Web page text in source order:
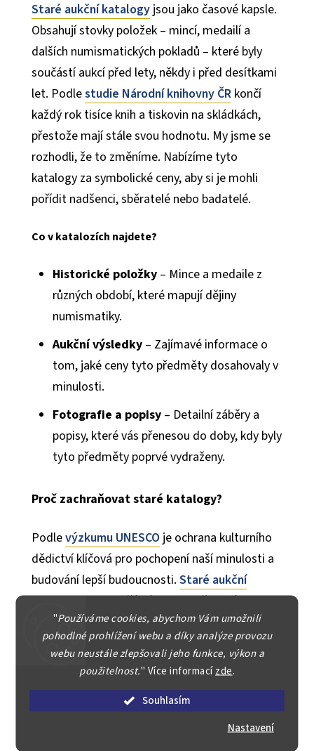
"Používáme cookies, abychom Vám umožnili
pohodlné prohlížení webu a díky analýze provozu
webu neustále zlepšovali jeho funkce, výkon a
použitelnost." Více informacízde.
Souhlasím
Nastavení
Staré aukční katalogy jsou jako časové kapsle.
Obsahují stovky položek – mincí, medailí a
dalších numismatických pokladů – které byly
součástí aukcí před lety, někdy i před desítkami
let. Podlestudie Národní knihovny ČR končí
každý rok tisíce knih a tiskovin na skládkách,
přestože mají stále svou hodnotu. My jsme se
rozhodli, že to změníme. Nabízíme tyto
katalogy za symbolické ceny, aby si je mohli
pořídit nadšenci, sběratelé nebo badatelé.
Co v katalozích najdete?
Historické položky – Mince a medaile z
různých období, které mapují dějiny
numismatiky.
Aukční výsledky – Zajímavé informace o
tom, jaké ceny tyto předměty dosahovaly v
minulosti.
Fotografie a popisy – Detailní záběry a
popisy, které vás přenesou do doby, kdy byly
tyto předměty poprvé vydraženy.
Proč zachraňovat staré katalogy?
Podlevýzkumu UNESCO je ochrana kulturního
dědictví klíčová pro pochopení naší minulosti a
budování lepší budoucnosti. Staré aukční
katalogyjsou součástí tohoto dědictví.
Zachraňujeme je nejen proto, aby neskončily na
skládce, ale také proto, aby mohly inspirovat a
vzdělávat budoucí generace.
Příběhy, které čekají na objevení